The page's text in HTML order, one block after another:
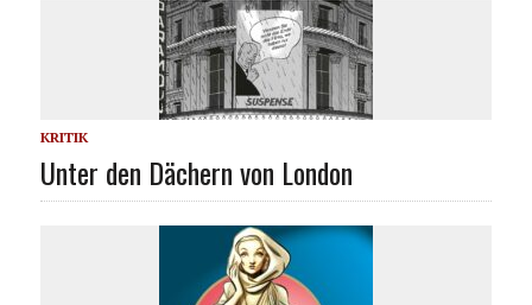
KRITIK
Unter den Dächern von London